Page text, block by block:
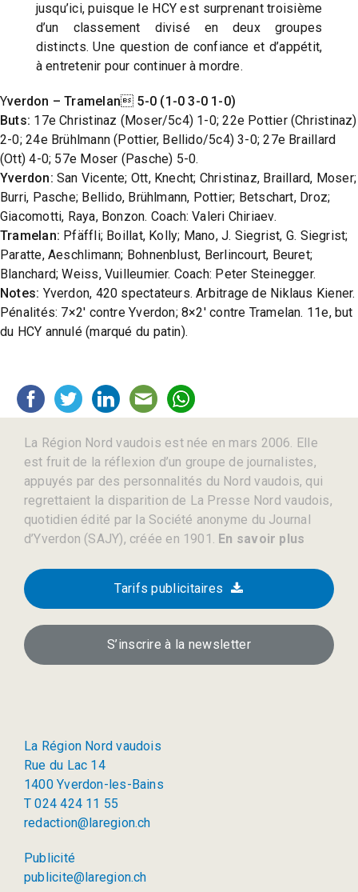
jusqu’ici, puisque le HCY est surprenant troisième
d’un classement divisé en deux groupes
distincts. Une question de confiance et d’appétit,
à entretenir pour continuer à mordre.
Yverdon – Tramelan 5-0 (1-0 3-0 1-0)
Buts: 17e Christinaz (Moser/5c4) 1-0; 22e Pottier (Christinaz)
2-0; 24e Brühlmann (Pottier, Bellido/5c4) 3-0; 27e Braillard
(Ott) 4-0; 57e Moser (Pasche) 5-0.
Yverdon: San Vicente; Ott, Knecht; Christinaz, Braillard, Moser;
Burri, Pasche; Bellido, Brühlmann, Pottier; Betschart, Droz;
Giacomotti, Raya, Bonzon. Coach: Valeri Chiriaev.
Tramelan: Pfäffli; Boillat, Kolly; Mano, J. Siegrist, G. Siegrist;
Paratte, Aeschlimann; Bohnenblust, Berlincourt, Beuret;
Blanchard; Weiss, Vuilleumier. Coach: Peter Steinegger.
Notes: Yverdon, 420 spectateurs. Arbitrage de Niklaus Kiener.
Pénalités: 7×2′ contre Yverdon; 8×2′ contre Tramelan. 11e, but
du HCY annulé (marqué du patin).
La Région Nord vaudois est née en mars 2006. Elle
est fruit de la réflexion d’un groupe de journalistes,
appuyés par des personnalités du Nord vaudois, qui
regrettaient la disparition de La Presse Nord vaudois,
quotidien édité par la Société anonyme du Journal
d’Yverdon (SAJY), créée en 1901. En savoir plus
Tarifs publicitaires
S’inscrire à la newsletter
La Région Nord vaudois
Rue du Lac 14
1400 Yverdon-les-Bains
T 024 424 11 55
redaction@laregion.ch
Publicité
publicite@laregion.ch